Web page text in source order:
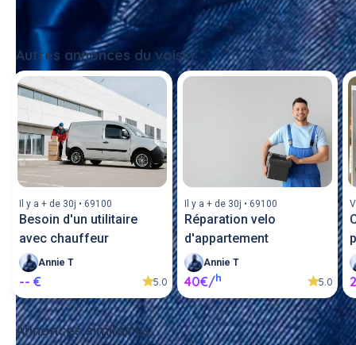
Autres annonces du voisin Tout voir
Il y a + de 30j • 69100
Besoin d'un utilitaire
avec chauffeur
Annie T
-- € 5.0
Il y a + de 30j • 69100
Réparation velo
d'appartement
Annie T
40€/h 5.0
Annonces similaires Tout voir